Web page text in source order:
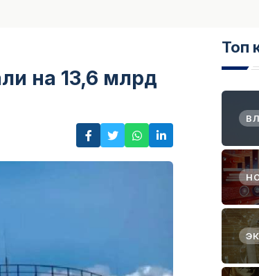
на 13,6 млрд
Топ